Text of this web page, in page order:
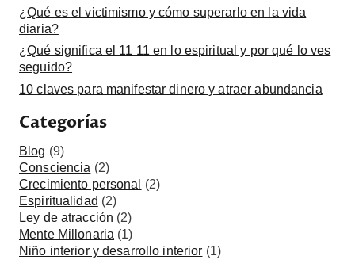
¿Qué es el victimismo y cómo superarlo en la vida
diaria?
¿Qué significa el 11 11 en lo espiritual y por qué lo ves
seguido?
10 claves para manifestar dinero y atraer abundancia
Categorías
Blog (9)
Consciencia (2)
Crecimiento personal
(2)
Espiritualidad (2)
Ley de atracción (2)
Mente Millonaria (1)
Niño interior y desarrollo interior (1)